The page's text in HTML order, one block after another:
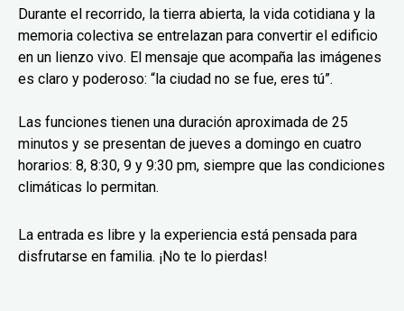
Durante el recorrido, la tierra abierta, la vida cotidiana y la
memoria colectiva se entrelazan para convertir el edificio
en un lienzo vivo. El mensaje que acompaña las imágenes
es claro y poderoso: “la ciudad no se fue, eres tú”.
Las funciones tienen una duración aproximada de 25
minutos y se presentan de jueves a domingo en cuatro
horarios: 8, 8:30, 9 y 9:30 pm, siempre que las condiciones
climáticas lo permitan.
La entrada es libre y la experiencia está pensada para
disfrutarse en familia. ¡No te lo pierdas!